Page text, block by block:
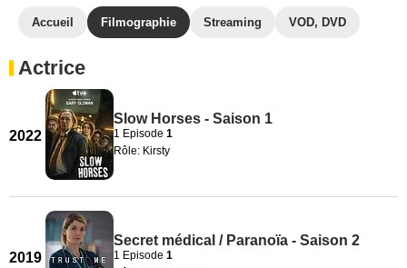
Accueil Filmographie Streaming VOD, DVD
Actrice
2022
Slow Horses - Saison 1
1 Episode 1
Rôle: Kirsty
2019
Secret médical / Paranoïa - Saison 2
1 Episode 1